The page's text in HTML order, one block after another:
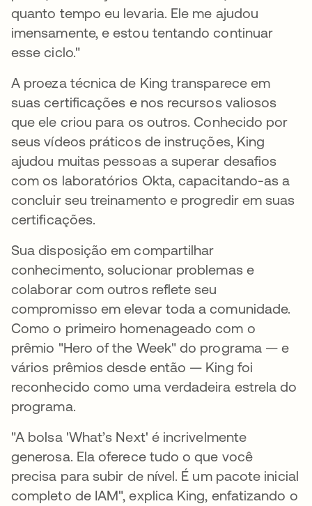
quanto tempo eu levaria. Ele me ajudou
imensamente, e estou tentando continuar
esse ciclo."
A proeza técnica de King transparece em
suas certificações e nos recursos valiosos
que ele criou para os outros. Conhecido por
seus vídeos práticos de instruções, King
ajudou muitas pessoas a superar desafios
com os laboratórios Okta, capacitando-as a
concluir seu treinamento e progredir em suas
certificações.
Sua disposição em compartilhar
conhecimento, solucionar problemas e
colaborar com outros reflete seu
compromisso em elevar toda a comunidade.
Como o primeiro homenageado com o
prêmio "Hero of the Week" do programa — e
vários prêmios desde então — King foi
reconhecido como uma verdadeira estrela do
programa.
"A bolsa 'What’s Next' é incrivelmente
generosa. Ela oferece tudo o que você
precisa para subir de nível. É um pacote inicial
completo de IAM", explica King, enfatizando o